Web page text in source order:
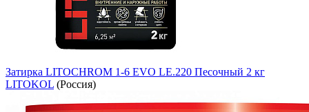
Затирка LITOCHROM 1-6 EVO LE.220 Песочный 2 кг
LITOKOL (Россия)